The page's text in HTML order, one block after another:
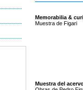
Memorabilia &
Muestra de Figari
Muestra del